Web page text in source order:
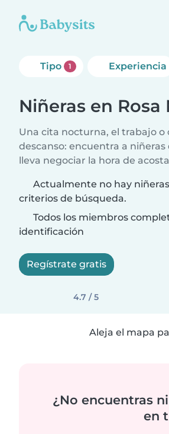
Tipo 1 Experiencia
Niñeras en Rosa
Una cita nocturna, el trabajo
descanso: encuentra a
lleva negociar la hora de
Actualmente no hay
criterios de búsqueda.
Todos los miembros
identificación
Regístrate gratis
4.7 / 5
Aleja el mapa
¿No encuentras
en